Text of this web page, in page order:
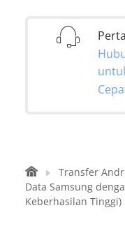
Transfer
Data Samsung
Keberhasilan Tinggi)